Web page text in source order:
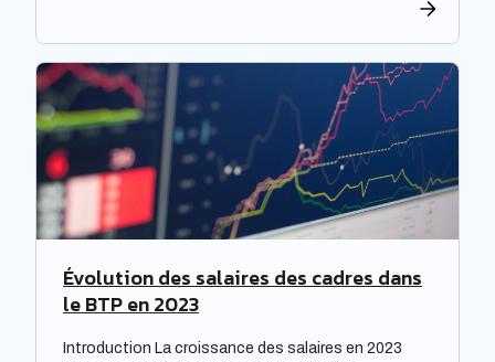
étude prospective réalisée par la Banque des
territoires met en lumière les enjeux majeurs […]
Évolution des salaires des cadres dans
le BTP en 2023
Introduction La croissance des salaires en 2023